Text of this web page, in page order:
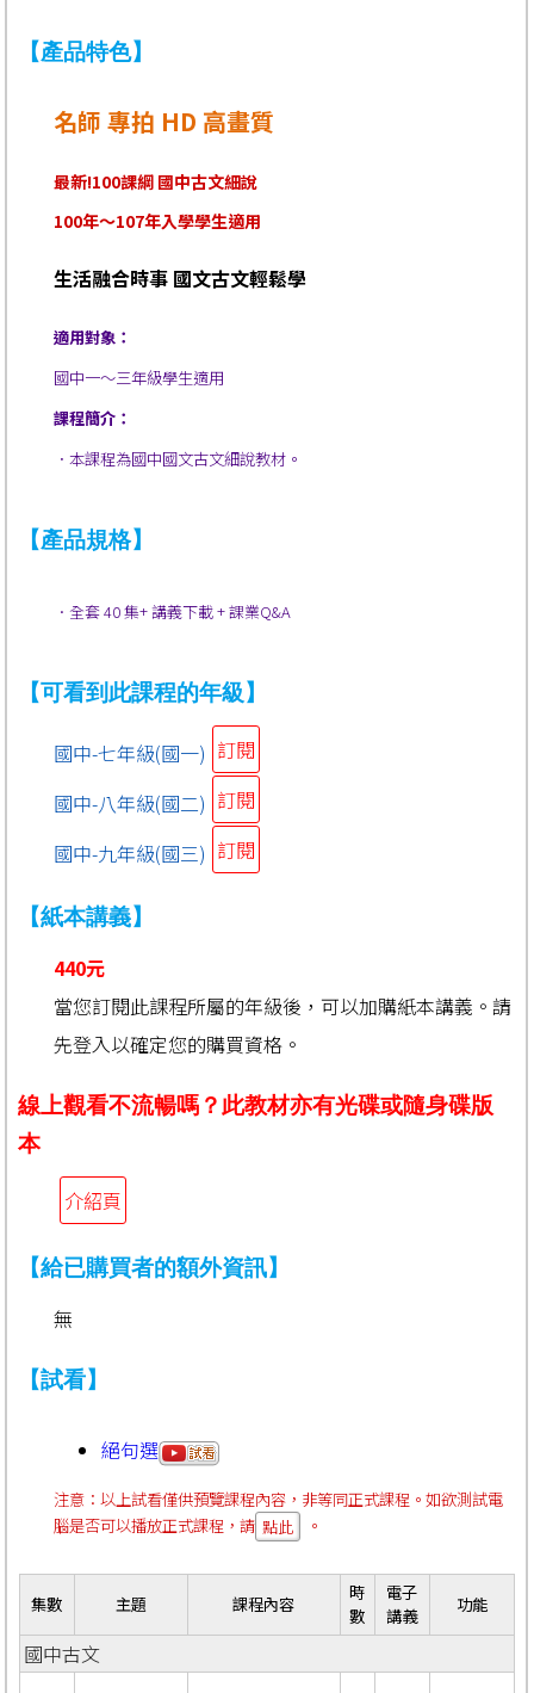
【產品特色】
名師 專拍 HD 高畫質
最新!100課綱 國中古文細說
100年～107年入學學生適用
生活融合時事 國文古文輕鬆學
適用對象：
國中一～三年級學生適用
課程簡介：
．本課程為國中國文古文細說教材。
【產品規格】
．全套 40 集+ 講義下載 + 課業Q&A
【可看到此課程的年級】
國中-七年級(國一) 訂閱
國中-八年級(國二) 訂閱
國中-九年級(國三) 訂閱
【紙本講義】
440元
當您訂閱此課程所屬的年級後，可以加購紙本講義。請
先登入以確定您的購買資格。
線上觀看不流暢嗎？此教材亦有光碟或隨身碟版
本
介紹頁
【給已購買者的額外資訊】
無
【試看】
絕句選
注意：以上試看僅供預覽課程內容，非等同正式課程。如欲測試電
腦是否可以播放正式課程，請 點此 。
集數 主題 課程內容
時
數
電子
講義
功能
國中古文